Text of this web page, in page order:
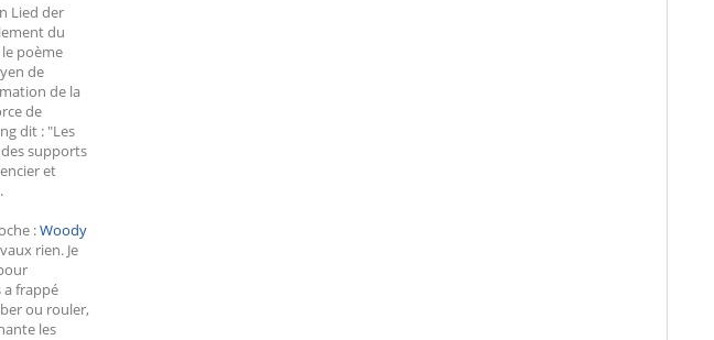
Lied der
du
poème
de
de la
de
dit : "Les
supports
et
:Woody
rien. Je
a frappé
ou rouler,
les